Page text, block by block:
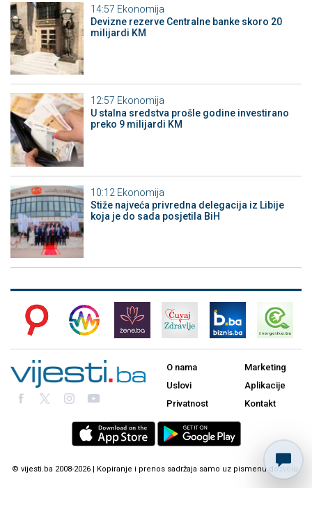
14:57 Ekonomija
Devizne rezerve Centralne banke skoro 20
milijardi KM
12:57 Ekonomija
U stalna sredstva prošle godine investirano
preko 9 milijardi KM
10:12 Ekonomija
Stiže najveća privredna delegacija iz Libije
koja je do sada posjetila BiH
O nama
Uslovi
Privatnost
Marketing
Aplikacije
Kontakt
© vijesti.ba 2008-2026 | Kopiranje i prenos sadržaja samo uz pismenu dozvolu.